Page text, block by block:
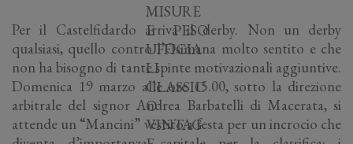
Per il Castelfidardo arriva il derby. Non un derby
qualsiasi, quello contro l’Osimana molto sentito e che
non ha bisogno di tante spinte motivazionali aggiuntive.
Domenica 19 marzo alle ore 15.00, sotto la direzione
arbitrale del signor Andrea Barbatelli di Macerata, si
attende un “Mancini” vestito a festa per un incrocio che